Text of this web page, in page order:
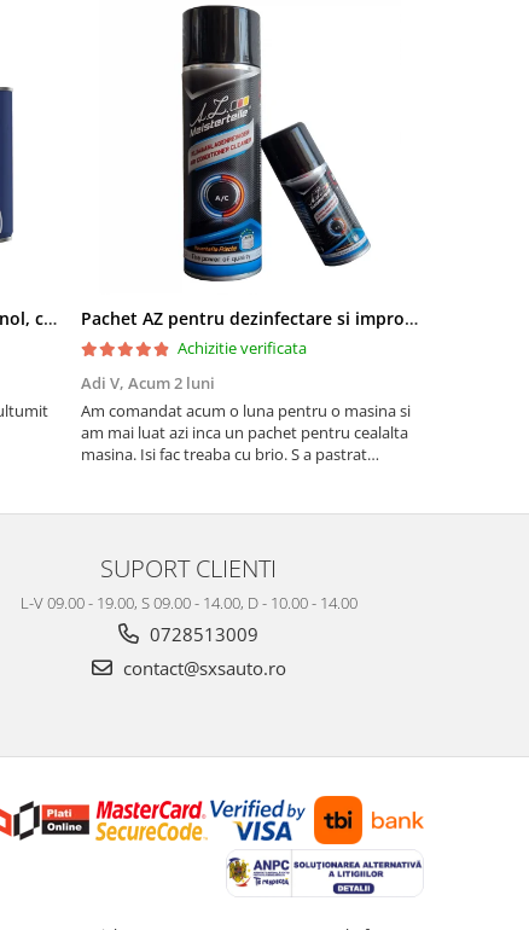
Pachet aditivi diesel Kross + Mannol, curatare injectie DPF si stabilizare ulei Pachet AZ pentru dezinfectare si improspatare instalatie auto AC
Achizitie verificata
Adi V, Acum 2 luni
Am comandat acum o luna pentru o masina si
am mai luat azi inca un pachet pentru cealalta
masina. Isi fac treaba cu brio. S a pastrat
SUPORT CLIENTI
L-V 09.00 - 19.00, S 09.00 - 14.00, D - 10.00 - 14.00
0728513009
contact@sxsauto.ro